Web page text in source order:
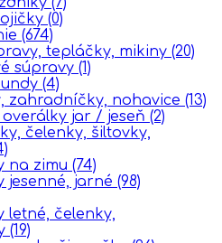
(0)
(674)
tepláčky, mikiny (20)
súpravy (1)
(4)
zahradníčky, nohavice (13)
overálky jar / jeseň (2)
čelenky, šiltovky,
na zimu (74)
jesenné, jarné (98)
letné, čelenky,
(19)